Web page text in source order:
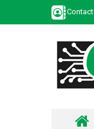
Contact